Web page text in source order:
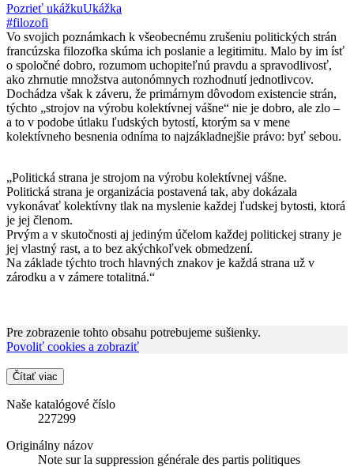
Pozrieť ukážkuUkážka
#filozofi
Vo svojich poznámkach k všeobecnému zrušeniu politických strán
francúzska filozofka skúma ich poslanie a legitimitu. Malo by im ísť
o spoločné dobro, rozumom uchopiteľnú pravdu a spravodlivosť,
ako zhrnutie množstva autonómnych rozhodnutí jednotlivcov.
Dochádza však k záveru, že primárnym dôvodom existencie strán,
týchto „strojov na výrobu kolektívnej vášne“ nie je dobro, ale zlo –
a to v podobe útlaku ľudských bytostí, ktorým sa v mene
kolektívneho besnenia odníma to najzákladnejšie právo: byť sebou.
„Politická strana je strojom na výrobu kolektívnej vášne.
Politická strana je organizácia postavená tak, aby dokázala
vykonávať kolektívny tlak na myslenie každej ľudskej bytosti, ktorá
je jej členom.
Prvým a v skutočnosti aj jediným účelom každej politickej strany je
jej vlastný rast, a to bez akýchkoľvek obmedzení.
Na základe týchto troch hlavných znakov je každá strana už v
zárodku a v zámere totalitná.“
Pre zobrazenie tohto obsahu potrebujeme sušienky.
Povoliť cookies a zobraziť
Čítať viac
Naše katalógové číslo
227299
Originálny názov
Note sur la suppression générale des partis politiques